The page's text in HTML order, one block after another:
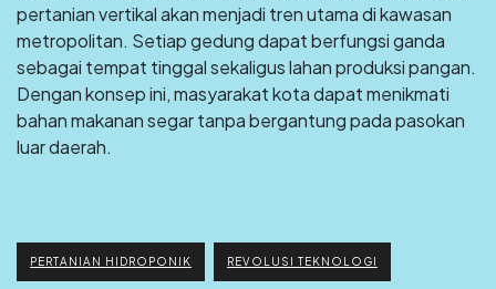
pertanian vertikal akan menjadi tren utama di kawasan
metropolitan. Setiap gedung dapat berfungsi ganda
sebagai tempat tinggal sekaligus lahan produksi pangan.
Dengan konsep ini, masyarakat kota dapat menikmati
bahan makanan segar tanpa bergantung pada pasokan
luar daerah.
PERTANIAN HIDROPONIK REVOLUSI TEKNOLOGI